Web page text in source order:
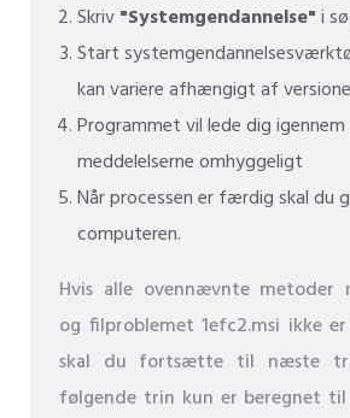
Skriv"Systemgendannelse"i
Start
kan variere afhængigt af
Programmet vil lede dig
meddelelserne omhyggeligt
Når processen er færdig skal du
computeren.
Hvis alle ovennævnte metoder
og filproblemet 1efc2.msi ikke
skal du fortsætte til næste
følgende trin kun er beregnet til